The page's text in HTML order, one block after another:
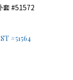
套 #51572